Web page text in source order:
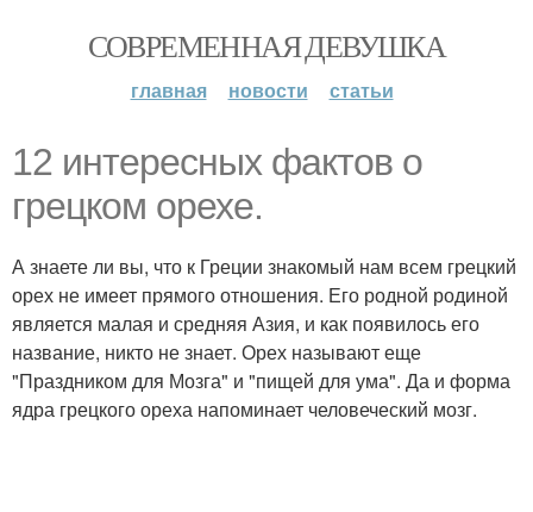
СОВРЕМЕННАЯ ДЕВУШКА
главная новости статьи
12 интересных фактов о
грецком орехе.
А знаете ли вы, что к Греции знакомый нам всем грецкий
орех не имеет прямого отношения. Его родной родиной
является малая и средняя Азия, и как появилось его
название, никто не знает. Орех называют еще
"Праздником для Мозга" и "пищей для ума". Да и форма
ядра грецкого ореха напоминает человеческий мозг.